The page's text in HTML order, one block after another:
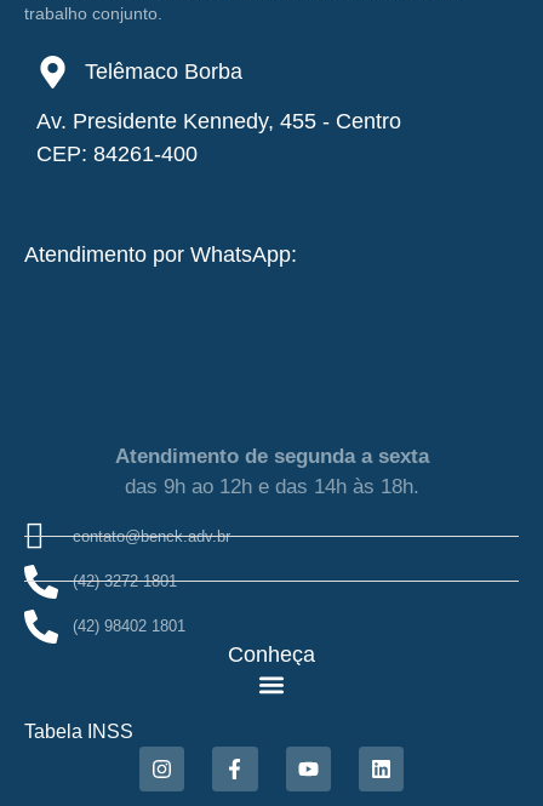
trabalho conjunto.
Telêmaco Borba
Av. Presidente Kennedy, 455 - Centro
CEP: 84261-400
Atendimento por WhatsApp:
Atendimento de segunda a sexta
das 9h ao 12h e das 14h às 18h.
contato@benck.adv.br
(42) 3272 1801
(42) 98402 1801
Conheça
Tabela INSS